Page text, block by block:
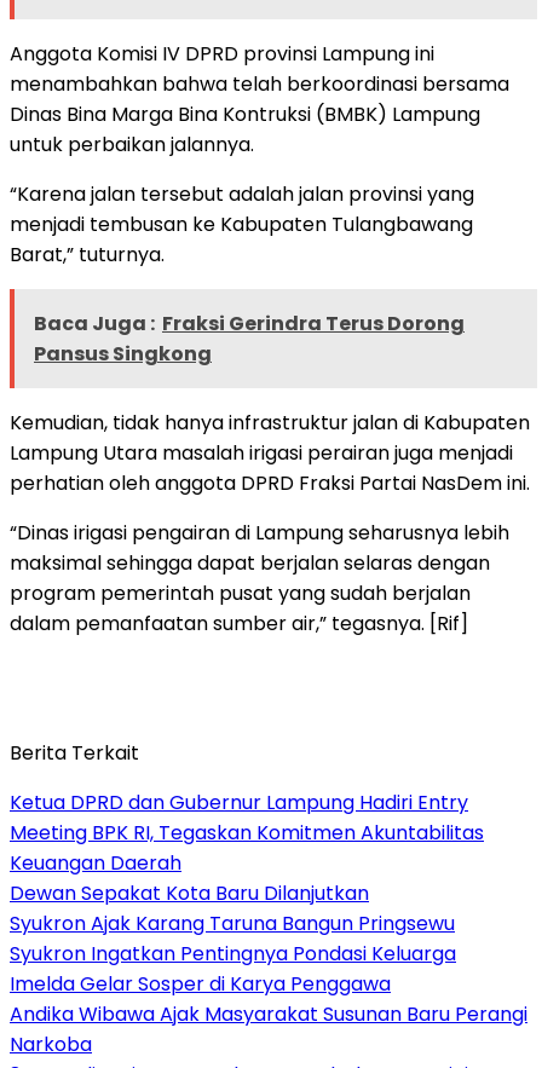
Anggota Komisi IV DPRD provinsi Lampung ini
menambahkan bahwa telah berkoordinasi bersama
Dinas Bina Marga Bina Kontruksi (BMBK) Lampung
untuk perbaikan jalannya.
“Karena jalan tersebut adalah jalan provinsi yang
menjadi tembusan ke Kabupaten Tulangbawang
Barat,” tuturnya.
Baca Juga : Fraksi Gerindra Terus Dorong
Pansus Singkong
Kemudian, tidak hanya infrastruktur jalan di Kabupaten
Lampung Utara masalah irigasi perairan juga menjadi
perhatian oleh anggota DPRD Fraksi Partai NasDem ini.
“Dinas irigasi pengairan di Lampung seharusnya lebih
maksimal sehingga dapat berjalan selaras dengan
program pemerintah pusat yang sudah berjalan
dalam pemanfaatan sumber air,” tegasnya. [Rif]
Berita Terkait
Ketua DPRD dan Gubernur Lampung Hadiri Entry
Meeting BPK RI, Tegaskan Komitmen Akuntabilitas
Keuangan Daerah
Dewan Sepakat Kota Baru Dilanjutkan
Syukron Ajak Karang Taruna Bangun Pringsewu
Syukron Ingatkan Pentingnya Pondasi Keluarga
Imelda Gelar Sosper di Karya Penggawa
Andika Wibawa Ajak Masyarakat Susunan Baru Perangi
Narkoba